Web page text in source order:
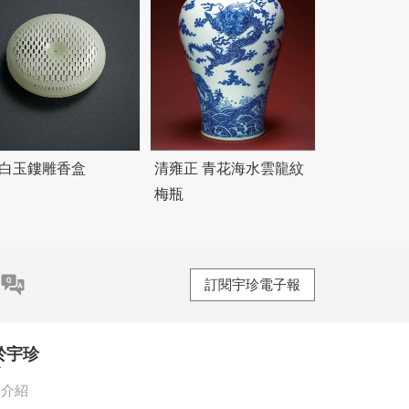
玉鏤雕香盒
清雍正 青花海水雲龍紋
梅瓶
訂閱宇珍電子報
宇珍
紹